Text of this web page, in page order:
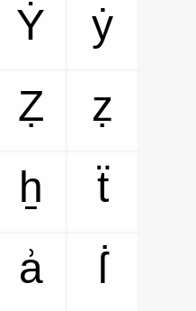
Ẏ
ẏ
Ẓ
ẓ
ẖ
ẗ
ẚ
ẛ